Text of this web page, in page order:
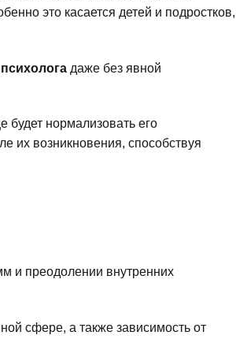
это касается детей и подростков,
даже без явной
нормализовать его
их возникновения, способствуя
и преодолении внутренних
сфере, а также зависимость от